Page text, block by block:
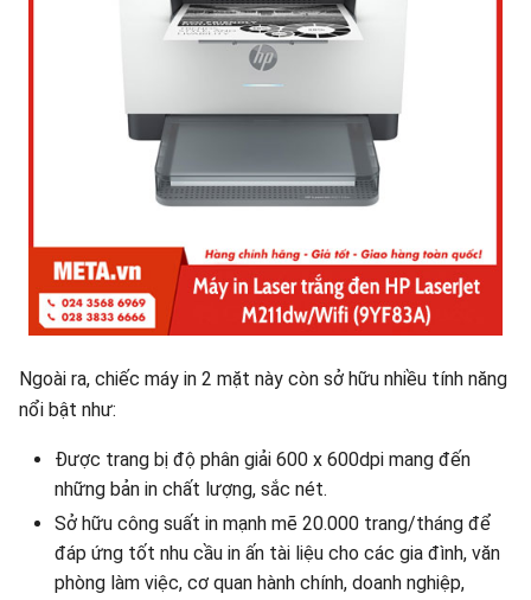
Ngoài ra, chiếc máy in 2 mặt này còn sở hữu nhiều tính năng
nổi bật như:
Được trang bị độ phân giải 600 x 600dpi mang đến
những bản in chất lượng, sắc nét.
Sở hữu công suất in mạnh mẽ 20.000 trang/tháng để
đáp ứng tốt nhu cầu in ấn tài liệu cho các gia đình, văn
phòng làm việc, cơ quan hành chính, doanh nghiệp,